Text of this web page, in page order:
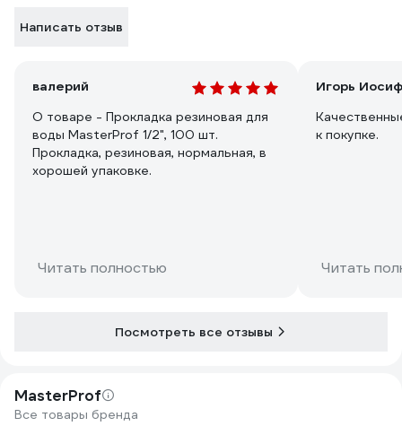
Написать отзыв
валерий
О товаре - Прокладка резиновая для
воды MasterProf 1/2", 100 шт.
Прокладка, резиновая, нормальная, в
хорошей упаковке.
Читать полностью
Игорь
к покупке.
Читать
Посмотреть все отзывы
MasterProf
Все товары бренда